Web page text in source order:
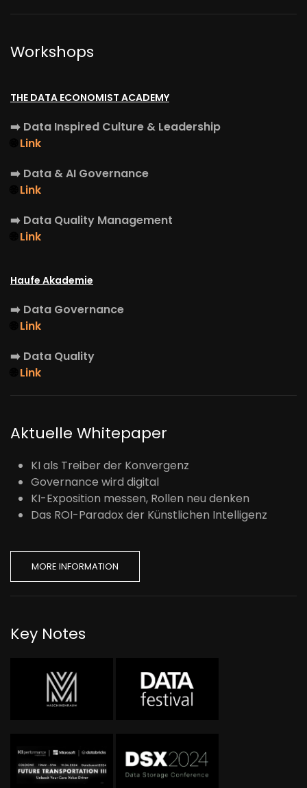
Workshops
THE DATA ECONOMIST ACADEMY
➡️ Data Inspired Culture & Leadership
Link
➡️ Data & AI Governance
Link
➡️ Data Quality Management
Link
Haufe Akademie
➡️ Data Governance
Link
➡️ Data Quality
Link
Aktuelle Whitepaper
KI als Treiber der Konvergenz
Governance wird digital
KI-Exposition messen, Rollen neu denken
Das ROI-Paradox der Künstlichen Intelligenz
MORE INFORMATION
Key Notes